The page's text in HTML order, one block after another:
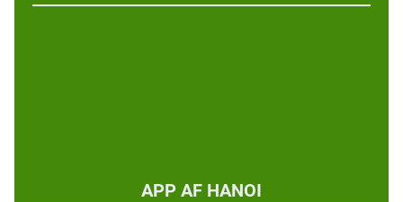
APP AF HANOI